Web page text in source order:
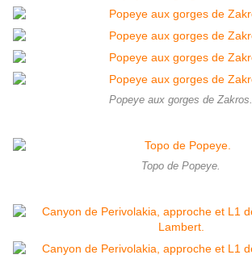
Popeye aux gorges de Zakros.
Topo de Popeye.